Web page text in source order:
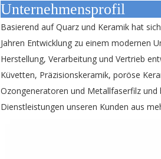
Basierend auf Quarz und Keramik hat
Jahren Entwicklung zu einem modernen
Herstellung, Verarbeitung und Vertrieb
Küvetten, Präzisionskeramik, poröse
Ozongeneratoren und Metallfaserfilz und
Dienstleistungen unseren Kunden aus